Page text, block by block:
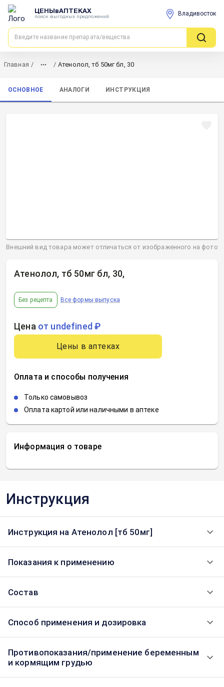
ЦЕНЫвАПТЕКАХ
поиск выгодных предложений Владивосток
Главная / / Атенолол, тб 50мг бл, 30
ОСНОВНОЕ АНАЛОГИ ИНСТРУКЦИЯ
Информация о товаре
Атенолол, тб 50мг бл, 30,
Без рецепта Все формы выпуска
Цена от undefined ₽
Цены в аптеках
Оплата и способы получения
Только самовывоз
Оплата картой или наличными в аптеке
Внешний вид товара может отличаться от изображенного на фото
Инструкция
Инструкция на Атенолол [тб 50мг]
Показания к применению
Состав
Способ применения и дозировка
Противопоказания/применение беременным
и кормящим грудью